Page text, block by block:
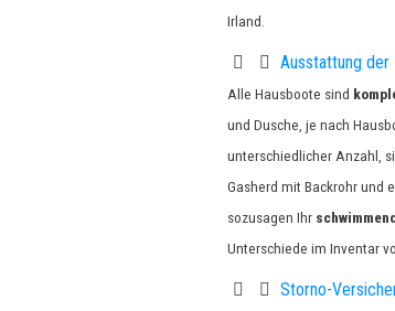
Irland.
Ausstattung der
Alle Hausboote sind
und Dusche, je nach
unterschiedlicher Anzahl,
Gasherd mit Backrohr und
sozusagen Ihr
Unterschiede im Inventar
Storno-